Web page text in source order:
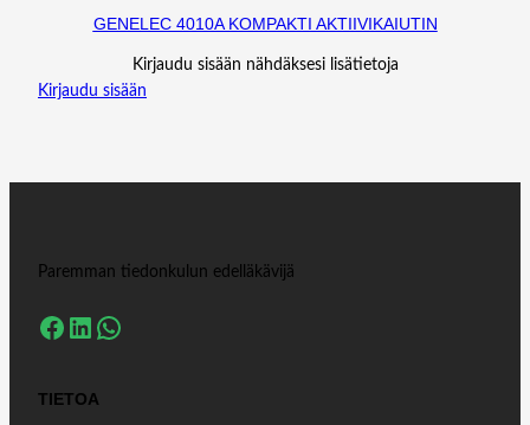
GENELEC 4010A KOMPAKTI AKTIIVIKAIUTIN
Kirjaudu sisään nähdäksesi lisätietoja
Kirjaudu sisään
Paremman tiedonkulun edelläkävijä
Facebook LinkedIn WhatsApp
TIETOA